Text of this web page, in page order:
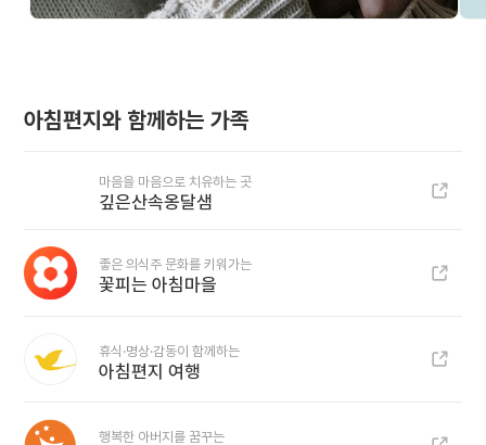
아침편지와 함께하는 가족
마음을 마음으로 치유하는 곳
깊은산속옹달샘
좋은 의식주 문화를 키워가는
꽃피는 아침마을
휴식·명상·감동이 함께하는
아침편지 여행
행복한 아버지를 꿈꾸는